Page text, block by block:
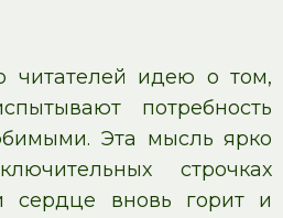
читателей идею о том,
потребность
Эта мысль ярко
строчках
сердце вновь горит и